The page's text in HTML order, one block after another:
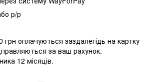
р/р
оплачуються заздалегідь на картку
за ваш рахунок.
12 місяців.